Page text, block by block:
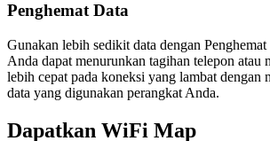
Penghemat Data
Gunakan lebih sedikit data dengan
Anda dapat menurunkan tagihan telepon atau
lebih cepat pada koneksi yang lambat dengan
data yang digunakan perangkat Anda.
Dapatkan WiFi Map